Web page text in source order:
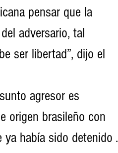
pensar que la
adversario, tal
ser libertad”, dijo el
agresor es
origen brasileño con
había sido detenido .